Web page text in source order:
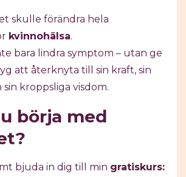
skulle förändra hela
kvinnohälsa.
bara lindra symptom – utan ge
att återknyta till sin kraft, sin
kroppsliga visdom.
börja med
bjuda in dig till min gratiskurs: